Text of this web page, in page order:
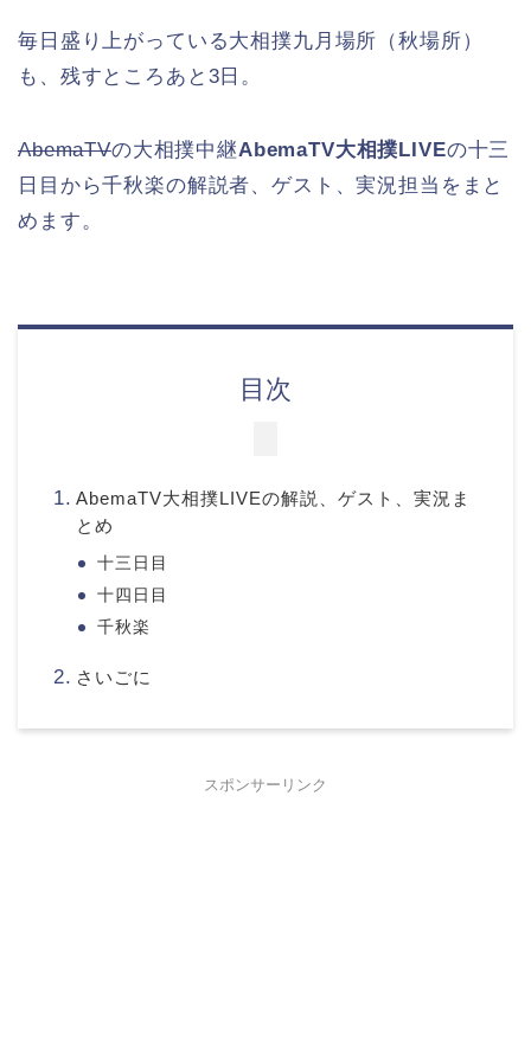
毎日盛り上がっている大相撲九月場所（秋場所）
も、残すところあと3日。
AbemaTVの大相撲中継AbemaTV大相撲LIVEの十三
日目から千秋楽の解説者、ゲスト、実況担当をまと
めます。
目次
AbemaTV大相撲LIVEの解説、ゲスト、実況ま
とめ
十三日目
十四日目
千秋楽
さいごに
スポンサーリンク